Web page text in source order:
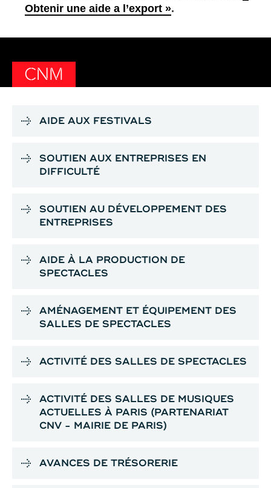
Obtenir une aide a l’export ».
CNM
AIDE AUX FESTIVALS
SOUTIEN AUX ENTREPRISES EN
DIFFICULTÉ
SOUTIEN AU DÉVELOPPEMENT DES
ENTREPRISES
AIDE À LA PRODUCTION DE
SPECTACLES
AMÉNAGEMENT ET ÉQUIPEMENT DES
SALLES DE SPECTACLES
ACTIVITÉ DES SALLES DE SPECTACLES
ACTIVITÉ DES SALLES DE MUSIQUES
ACTUELLES À PARIS (PARTENARIAT
CNV - MAIRIE DE PARIS)
AVANCES DE TRÉSORERIE